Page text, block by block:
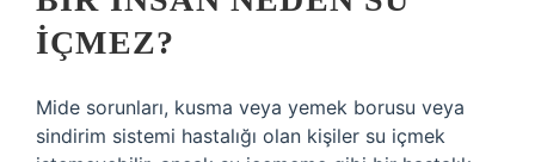
IÇMEZ?
Mide sorunları, kusma veya yemek borusu veya
sindirim sistemi hastalığı olan kişiler su içmek